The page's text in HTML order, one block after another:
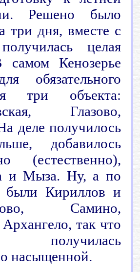
Решено было
три дня, вместе с
целая
самом Кенозерье
обязательного
три объекта:
Глазово,
деле получилось
добавилось
(естественно),
и Мыза. Ну, а по
были Кириллов и
Самино,
так что
получилась
насыщенной.